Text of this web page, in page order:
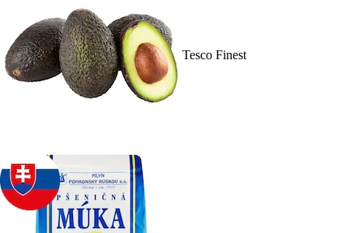
Tesco Finest